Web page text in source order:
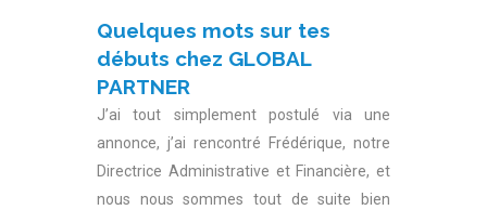
Quelques mots sur tes
débuts chez GLOBAL
PARTNER
J’ai tout simplement postulé via une
annonce, j’ai rencontré Frédérique, notre
Directrice Administrative et Financière, et
nous nous sommes tout de suite bien